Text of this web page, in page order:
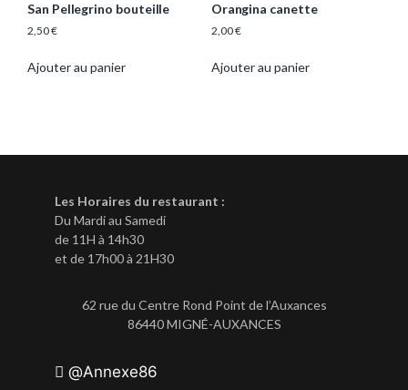
San Pellegrino bouteille
2,50€
Ajouter au panier
Orangina canette
2,00€
Ajouter au panier
Les Horaires du restaurant :
Du Mardi au Samedi
de 11H à 14h30
et de 17h00 à 21H30
62 rue du Centre Rond Point de l’Auxances
86440 MIGNÉ-AUXANCES
@Annexe86